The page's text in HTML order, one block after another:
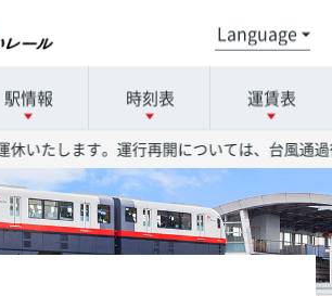
押してください
那覇空港駅
を押してください
那覇空港駅
を押してください
那覇空港駅
駅情報 時刻表 運賃表
たします。運行再開については、台風通過